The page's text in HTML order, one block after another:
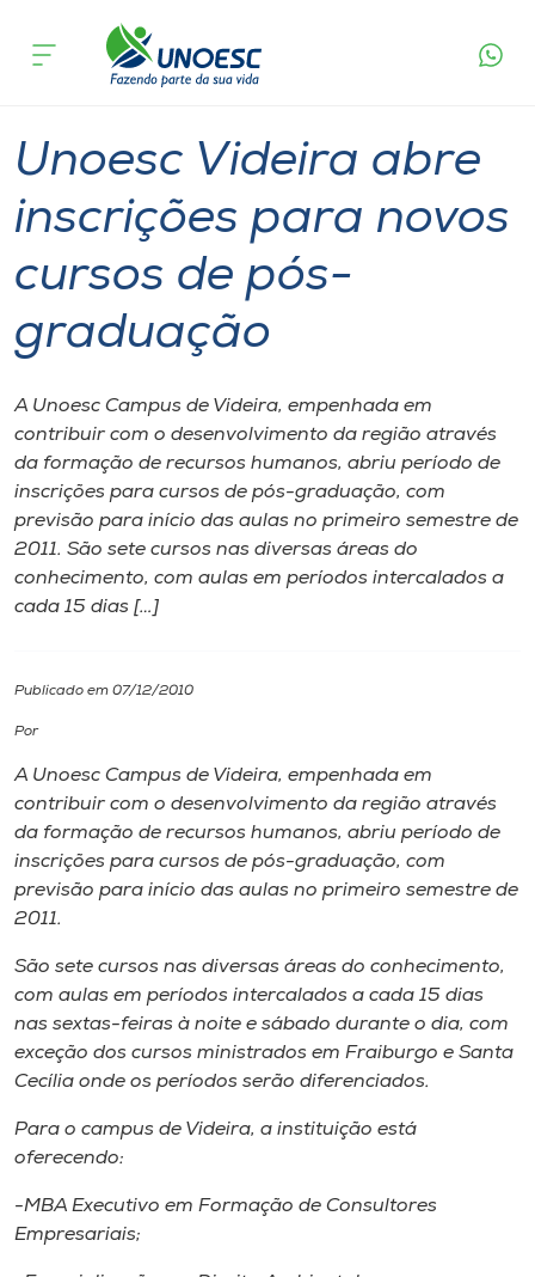
Cursos
Pesquisa
Atendimento ao Estudante
Portal de Ensino
A
Internacionalização
I.nova
Cultura
CPA
Biblioteca
Museu
Unoesc
acontece
Unoesc Videira abre
inscrições para novos
cursos de pós-
graduação
A Unoesc Campus de Videira, empenhada em
contribuir com o desenvolvimento da região através
da formação de recursos humanos, abriu período de
inscrições para cursos de pós-graduação, com
previsão para início das aulas no primeiro semestre de
2011. São sete cursos nas diversas áreas do
conhecimento, com aulas em períodos intercalados a
cada 15 dias […]
Publicado em 07/12/2010
Por
A Unoesc Campus de Videira, empenhada em
contribuir com o desenvolvimento da região através
da formação de recursos humanos, abriu período de
inscrições para cursos de pós-graduação, com
previsão para início das aulas no primeiro semestre de
2011.
São sete cursos nas diversas áreas do conhecimento,
com aulas em períodos intercalados a cada 15 dias
nas sextas-feiras à noite e sábado durante o dia, com
exceção dos cursos ministrados em Fraiburgo e Santa
Cecília onde os períodos serão diferenciados.
Para o campus de Videira, a instituição está
oferecendo:
-MBA Executivo em Formação de Consultores
Empresariais;